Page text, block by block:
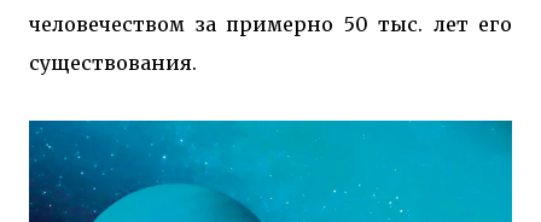
человечеством за примерно 50 тыс. лет его
существования.